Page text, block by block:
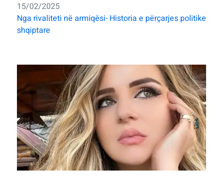
15/02/2025
Nga rivaliteti në armiqësi- Historia e përçarjes politike
shqiptare